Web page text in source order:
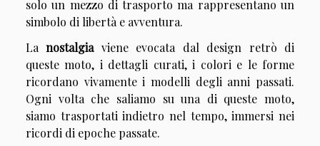
solo un mezzo di trasporto ma rappresentano un
simbolo di libertà e avventura.
Lanostalgiaviene evocata dal design retrò di
queste moto, i dettagli curati, i colori e le forme
ricordano vivamente i modelli degli anni passati.
Ogni volta che saliamo su una di queste moto,
siamo trasportati indietro nel tempo, immersi nei
ricordi di epoche passate.